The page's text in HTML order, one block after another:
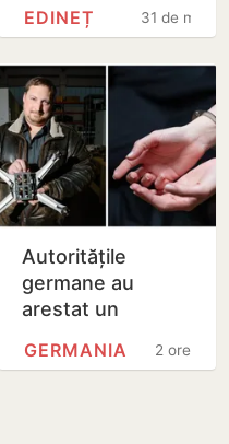
închisoare pentru
drogurilor
31 de
EDINEȚ
Autoritățile
germane au
arestat un
acuzat de spionaj
2 ore
GERMANIA